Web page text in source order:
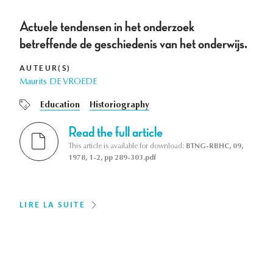
Actuele tendensen in het onderzoek
betreffende de geschiedenis van het onderwijs.
AUTEUR(S)
Maurits DE VROEDE
Education Historiography
Read the full article
This article is available for download: BTNG-RBHC, 09,
1978, 1-2, pp 289-303.pdf
LIRE LA SUITE